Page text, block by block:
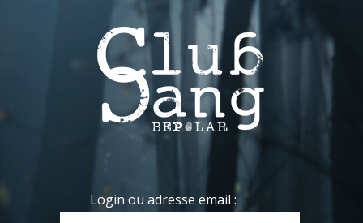
Login ou adresse email :